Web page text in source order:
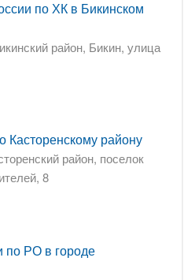
по ХК в Бикинском
район, Бикин, улица
району
район, поселок
8
РО в городе